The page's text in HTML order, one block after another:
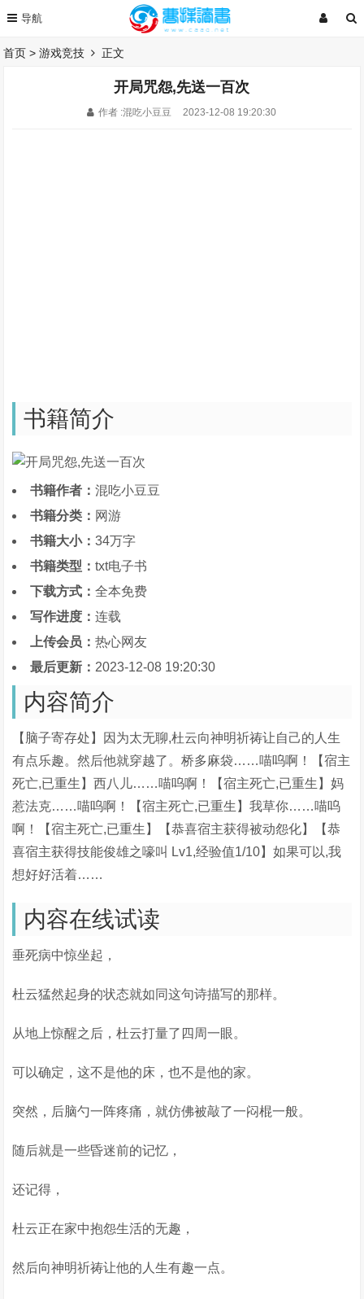
首页 >游戏竞技 正文
开局咒怨,先送一百次
作者 :混吃小豆豆 2023-12-08 19:20:30
书籍简介
书籍作者：混吃小豆豆
书籍分类： 网游
书籍大小：34万字
书籍类型：txt电子书
下载方式：全本免费
写作进度：连载
上传会员：热心网友
最后更新： 2023-12-08 19:20:30
内容简介
【脑子寄存处】因为太无聊,杜云向神明祈祷让自己的人生
有点乐趣。然后他就穿越了。桥多麻袋……喵呜啊！【宿主
死亡,已重生】西八儿……喵呜啊！【宿主死亡,已重生】妈
惹法克……喵呜啊！【宿主死亡,已重生】我草你……喵呜
啊！【宿主死亡,已重生】【恭喜宿主获得被动怨化】【恭
喜宿主获得技能俊雄之嚎叫 Lv1,经验值1/10】如果可以,我
想好好活着……
内容在线试读
垂死病中惊坐起，
杜云猛然起身的状态就如同这句诗描写的那样。
从地上惊醒之后，杜云打量了四周一眼。
可以确定，这不是他的床，也不是他的家。
突然，后脑勺一阵疼痛，就仿佛被敲了一闷棍一般。
随后就是一些昏迷前的记忆，
还记得，
杜云正在家中抱怨生活的无趣，
然后向神明祈祷让他的人生有趣一点。